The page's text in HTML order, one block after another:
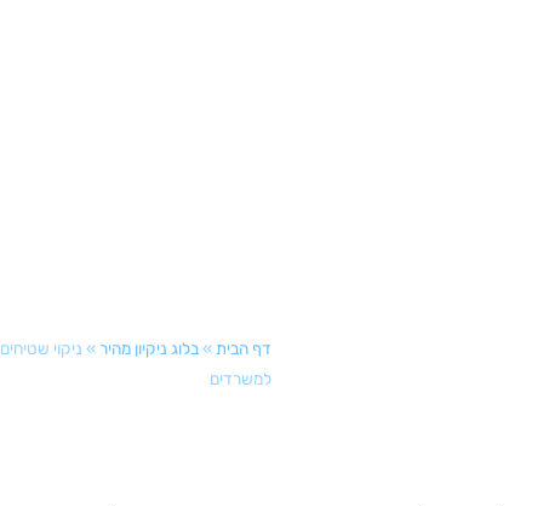
»בלוג ניקיון מהיר »ניקוי שטיחים